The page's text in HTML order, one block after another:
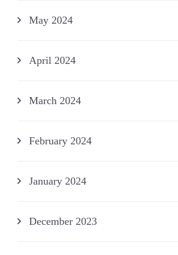
May 2024
April 2024
March 2024
February 2024
January 2024
December 2023